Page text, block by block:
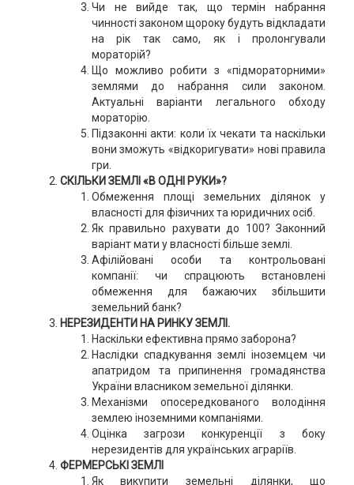
Чи не вийде так, що термін набрання
чинності законом щороку будуть відкладати
на рік так само, як і пролонгували
мораторій?
Що можливо робити з «підмораторними»
землями до набрання сили законом.
Актуальні варіанти легального обходу
мораторію.
Підзаконні акти: коли їх чекати та наскільки
вони зможуть «відкоригувати» нові правила
гри.
СКІЛЬКИ ЗЕМЛІ «В ОДНІ РУКИ»?
Обмеження площі земельних ділянок у
власності для фізичних та юридичних осіб.
Як правильно рахувати до 100? Законний
варіант мати у власності більше землі.
Афілійовані особи та контрольовані
компанії: чи спрацюють встановлені
обмеження для бажаючих збільшити
земельний банк?
НЕРЕЗИДЕНТИ НА РИНКУ ЗЕМЛІ.
Наскільки ефективна прямо заборона?
Наслідки спадкування землі іноземцем чи
апатридом та припинення громадянства
України власником земельної ділянки.
Механізми опосередкованого володіння
землею іноземними компаніями.
Оцінка загрози конкуренції з боку
нерезидентів для українських аграріїв.
ФЕРМЕРСЬКІ ЗЕМЛІ
Як викупити земельні ділянки, що